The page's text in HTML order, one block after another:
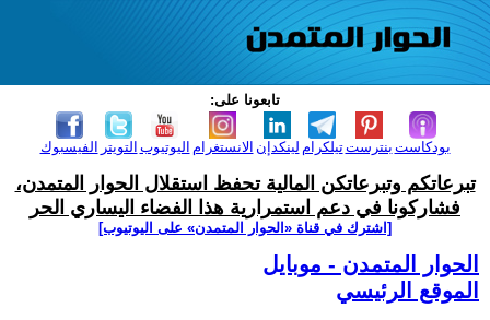
تابعونا على:
الفيسبوك التويتر اليوتيوب الانستغرام لينكدإن تيلكرامبنترست بودكاست
تبرعاتكم وتبرعاتكن المالية تحفظ استقلال الحوار المتمدن،
فشاركونا في دعم استمرارية هذا الفضاء اليساري الحر
[اشترك في قناة ‫«الحوار المتمدن» على اليوتيوب]
الحوار المتمدن - موبايل
الموقع الرئيسي